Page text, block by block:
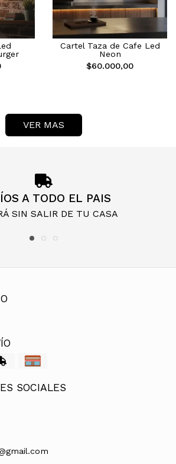
Cartel Taza de Cafe Led
Neon
$60.000,00
VER MAS
A TODO EL PAIS
SIN SALIR DE TU CASA
SOCIALES